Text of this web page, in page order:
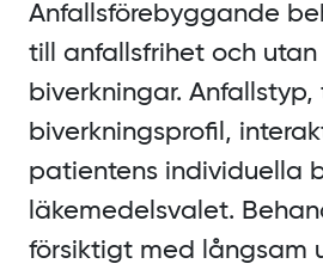
Anfalls­förebyggande
till anfallsfrihet och
biverkningar.
biverkningsprofil,
patientens individuella
läkemedelsvalet.
försiktigt med långsam